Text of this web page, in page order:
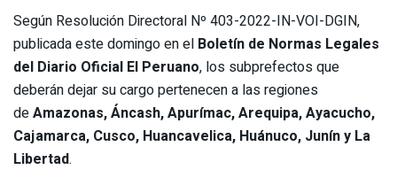
Según Resolución Directoral Nº 403-2022-IN-VOI-DGIN,
publicada este domingo en el Boletín de Normas Legales
del Diario Oficial El Peruano, los subprefectos que
deberán dejar su cargo pertenecen a las regiones
deAmazonas, Áncash, Apurímac, Arequipa, Ayacucho,
Cajamarca, Cusco, Huancavelica, Huánuco, Junín y La
Libertad.